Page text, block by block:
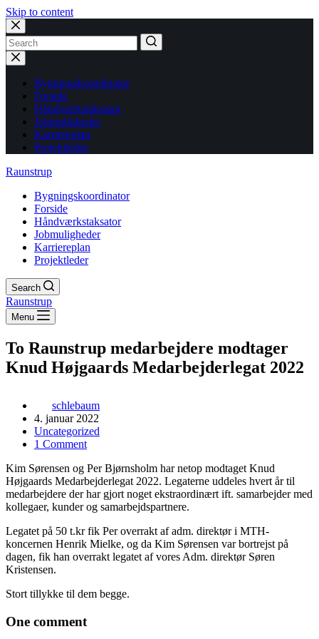
Skip to content
No
results
Bygningskoordinator
Forside
Håndværkstaksator
Jobmuligheder
Karriereplan
Projektleder
Raunstrup
Bygningskoordinator
Forside
Håndværkstaksator
Jobmuligheder
Karriereplan
Projektleder
Search
Raunstrup
Menu
To Raunstrup medarbejdere modtager
Knud Højgaards Medarbejderlegat 2022
schlebaum
4. januar 2022
Uncategorized
1 Comment
Kim Sørensen og Per Bjørnsholm har netop modtaget Knud
Højgaards Medarbejderlegat 2022. Legaterne uddeles hvert år til
medarbejdere der har gjort noget ekstraordinært ift. samarbejder med
kollegaer, kunder og samarbejdspartnere.
Legatet på 50 t.kr fik Per overrakt af adm. direktør i MTH-
koncernen Henrik Mielke, og da Kim Sørensen var bortrejst på
dagen, fik han overrakt legatet af vores Adm. direktør Søren
Kristensen.
Stort tillykke til dem begge.
One comment